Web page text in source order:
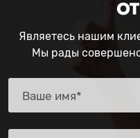
Являетесь нашим
Мы рады